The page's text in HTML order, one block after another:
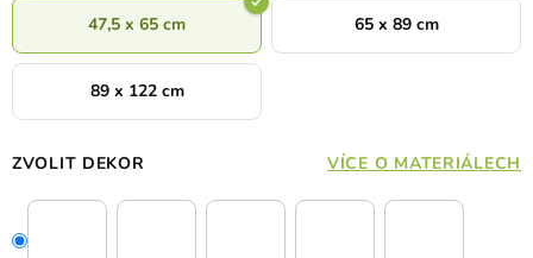
47,5 x 65 cm 65 x 89 cm
89 x 122 cm
ZVOLIT DEKOR VÍCE O MATERIÁLECH